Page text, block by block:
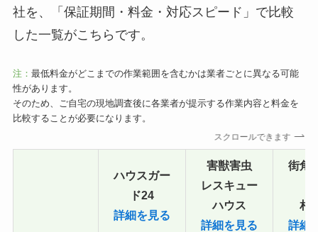
社を、「保証期間・料金・対応スピード」で比較
した一覧がこちらです。
注： 最低料金がどこまでの作業範囲を含むかは業者ごとに異なる可能
性があります。
そのため、ご自宅の現地調査後に各業者が提示する作業内容と料金を
比較することが必要になります。
スクロールできます
ハウスガー
ド24
詳細を見る
害獣害虫
レスキュー
ハウス
詳細を見る
街角
相
詳細